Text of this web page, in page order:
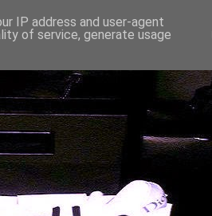
IP address and user-agent
of service, generate usage